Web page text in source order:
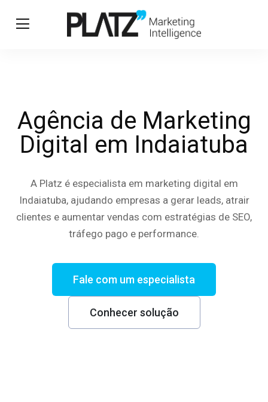
Agência de Marketing
Digital em Indaiatuba
A Platz é especialista em marketing digital em
Indaiatuba, ajudando empresas a gerar leads, atrair
clientes e aumentar vendas com estratégias de SEO,
tráfego pago e performance.
Fale com um especialista
Conhecer solução